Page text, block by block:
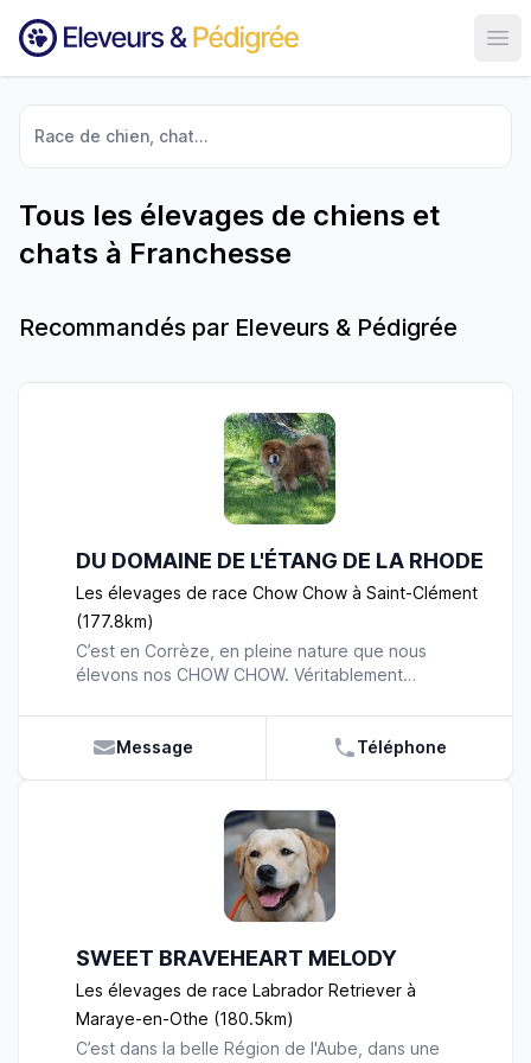
Race de chien, chat...
Tous les élevages de chiens et
chats à Franchesse
Recommandés par Eleveurs & Pédigrée
DU DOMAINE DE L'ÉTANG DE LA RHODE
Les élevages de race Chow Chow à Saint-Clément
(177.8km)
C’est en Corrèze, en pleine nature que nous
élevons nos CHOW CHOW. Véritablement
bien-être au sein d’un cadre familial. Le CHOW
CHOW est un chien résolument indépendant et
et protecteur à son égard. C’est un chien très
calme et reposant. C’est d’ailleurs l’un des aspects
de sa personnalité qui nous a plu. Sous ses airs
réservés, c’est un chien très doux. Plein de
gentillesse et de sympathie, c’est un merveilleux
nos côtés. Nous veillons à leur offrir un
environnement sain et propice à leur
épanouissement. Il est primordial pour nous de
vous proposer des chiens totalement sociabilisés.
C’est pour cela que nous les habituons, dès leurs
Message Téléphone
SWEET BRAVEHEART MELODY
Les élevages de race Labrador Retriever à
Maraye-en-Othe (180.5km)
C’est dans la belle Région de l'Aube, dans une